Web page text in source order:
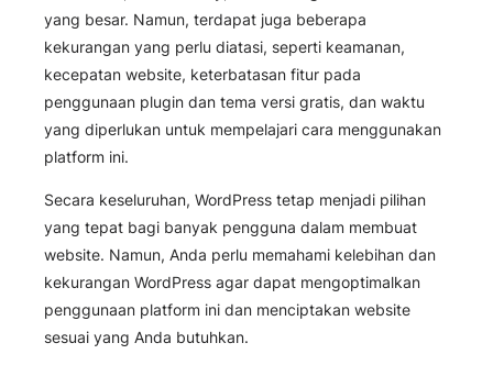
yang besar. Namun, terdapat juga beberapa
kekurangan yang perlu diatasi, seperti keamanan,
kecepatan website, keterbatasan fitur pada
penggunaan plugin dan tema versi gratis, dan waktu
yang diperlukan untuk mempelajari cara menggunakan
platform ini.
Secara keseluruhan, WordPress tetap menjadi pilihan
yang tepat bagi banyak pengguna dalam membuat
website. Namun, Anda perlu memahami kelebihan dan
kekurangan WordPress agar dapat mengoptimalkan
penggunaan platform ini dan menciptakan website
sesuai yang Anda butuhkan.